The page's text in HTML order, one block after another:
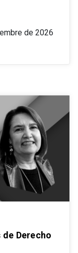
de 2026
Derecho